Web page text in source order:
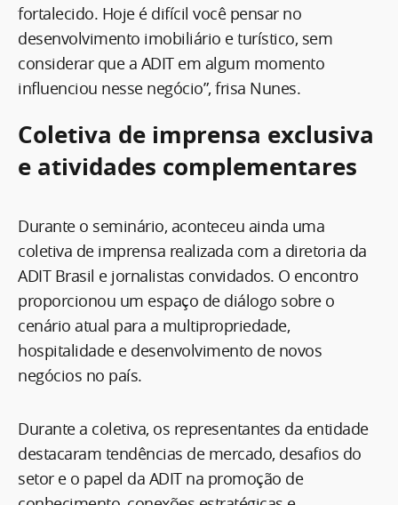
fortalecido. Hoje é difícil você pensar no
desenvolvimento imobiliário e turístico, sem
considerar que a ADIT em algum momento
influenciou nesse negócio”, frisa Nunes.
Coletiva de imprensa exclusiva
e atividades complementares
Durante o seminário, aconteceu ainda uma
coletiva de imprensa realizada com a diretoria da
ADIT Brasil e jornalistas convidados. O encontro
proporcionou um espaço de diálogo sobre o
cenário atual para a multipropriedade,
hospitalidade e desenvolvimento de novos
negócios no país.
Durante a coletiva, os representantes da entidade
destacaram tendências de mercado, desafios do
setor e o papel da ADIT na promoção de